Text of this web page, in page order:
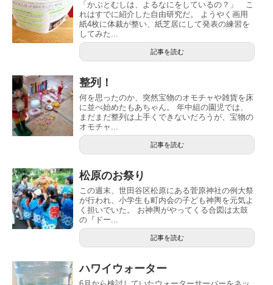
「かぶとむしは、よるなにをしているの？」 こ
れはすでに紹介した自由研究だ。 ようやく画用
紙4枚に体裁が整い、紙芝居にして発表の練習を
してみた...
記事を読む
整列！
何を思ったのか、突然宝物のオモチャや雑貨を床
に並べ始めたもあちゃん。 年中組の園児では、
まだまだ整列は上手くできないだろうが、宝物の
オモチャ...
記事を読む
松原のお祭り
この週末、世田谷区松原にある菅原神社の例大祭
が行われ、小学生も町内会の子ども神輿を元気よ
く担いでいた。 お神輿がやってくる合図は太鼓
の『ドー...
記事を読む
ハワイウォーター